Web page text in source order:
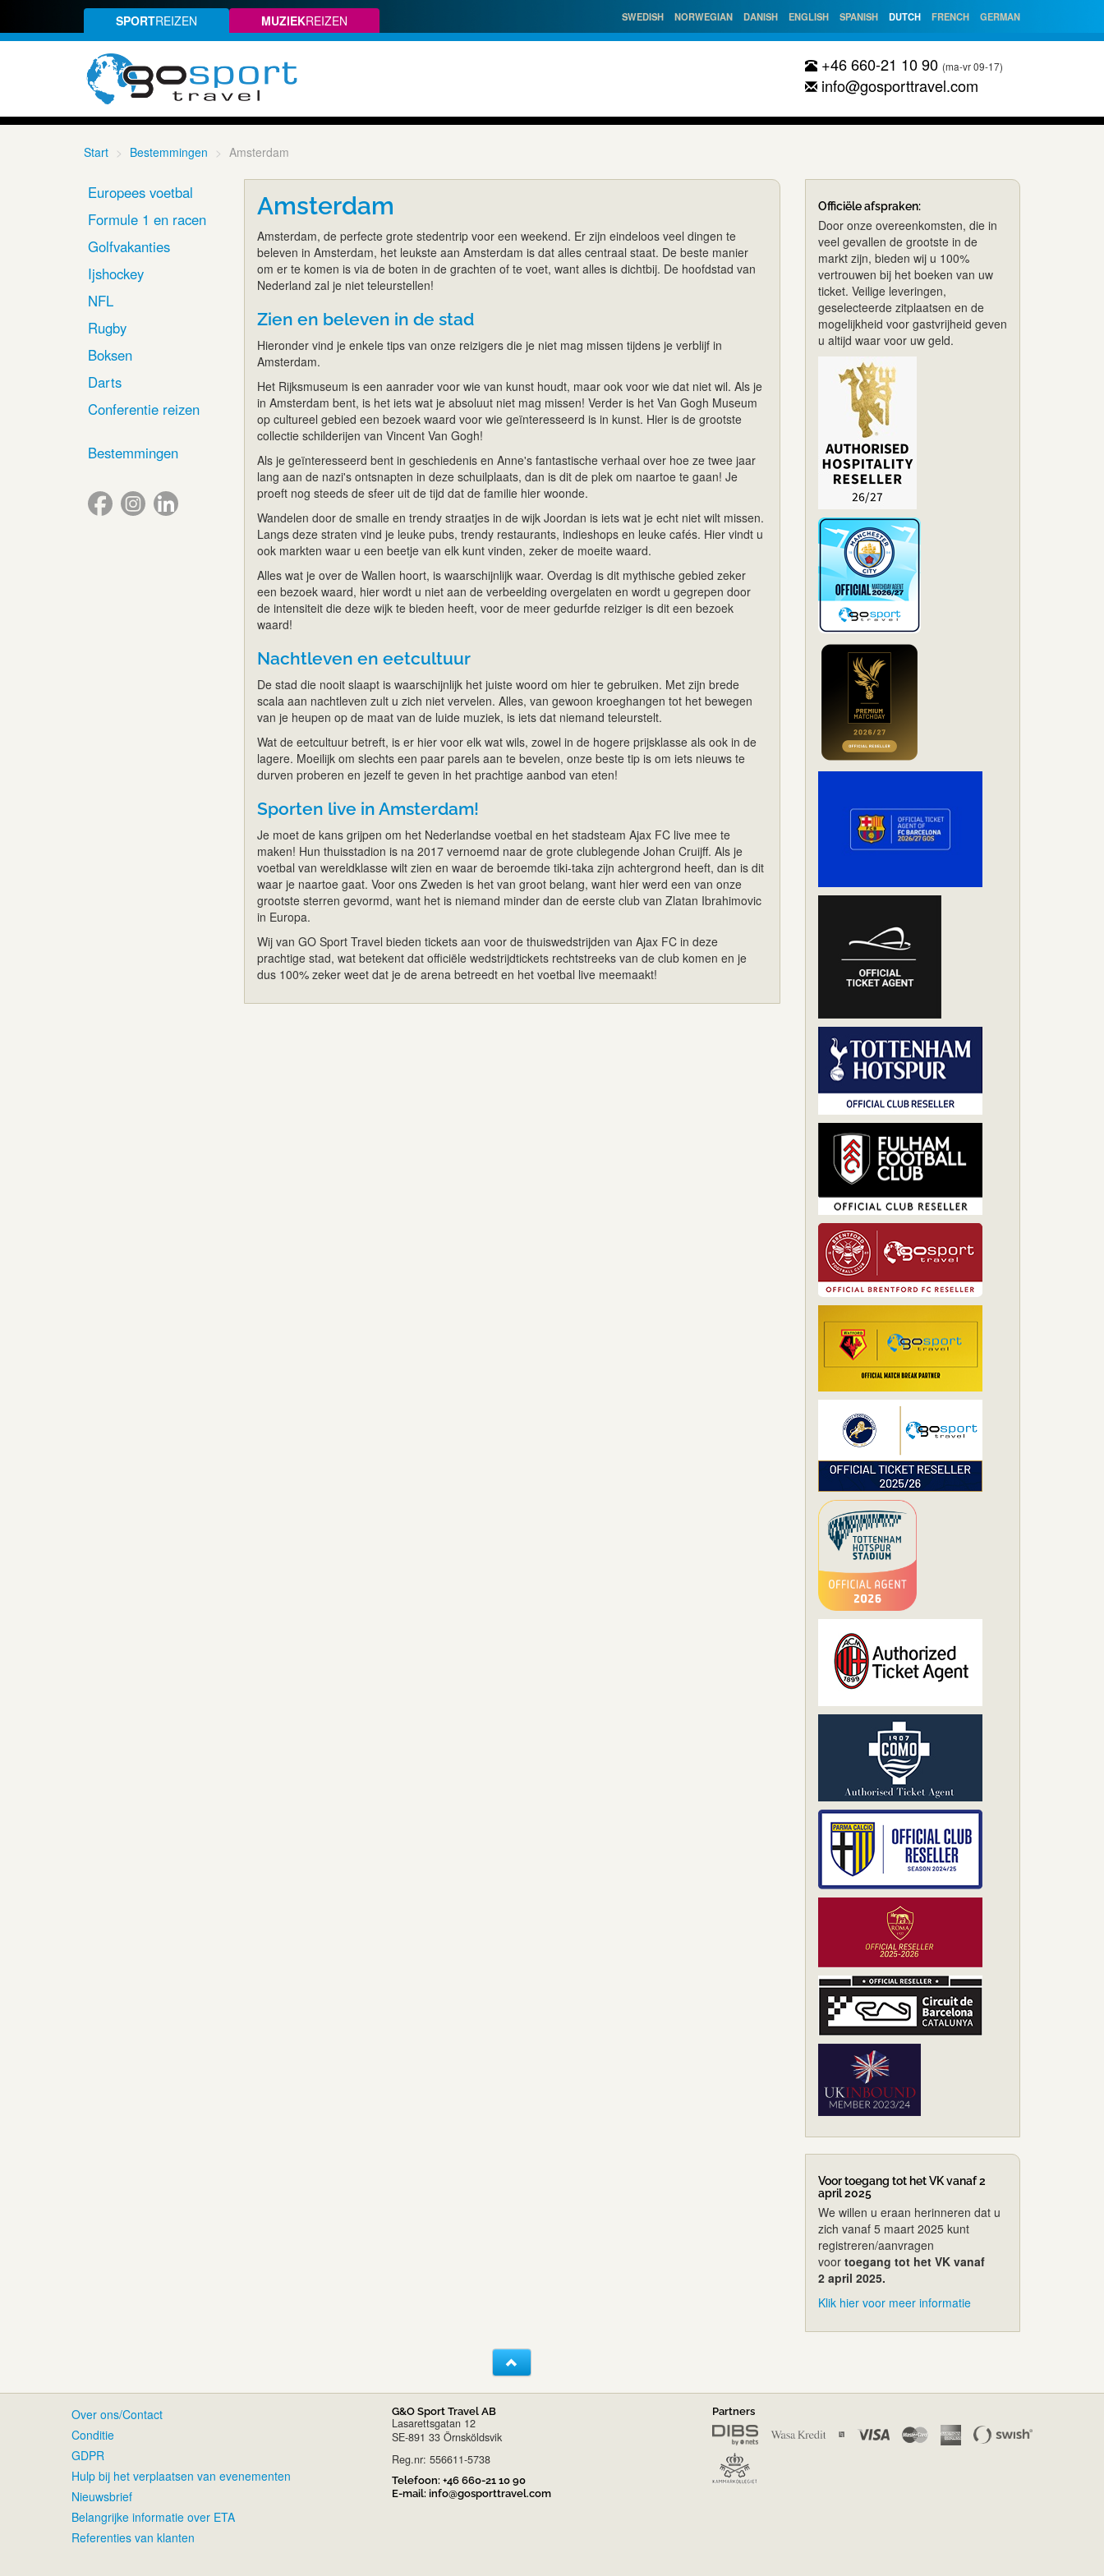
SPORTREIZEN MUZIEKREIZEN SWEDISH NORWEGIAN DANISH ENGLISH SPANISH DUTCH FRENCH GERMAN
+46 660-21 10 90 (ma-vr 09-17)
info@gosporttravel.com
Start Bestemmingen Amsterdam
Europees voetbal
Formule 1 en racen
Golfvakanties
Ijshockey
NFL
Rugby
Boksen
Darts
Conferentie reizen
Bestemmingen
Amsterdam
Amsterdam, de perfecte grote stedentrip voor een weekend. Er zijn eindeloos veel dingen te
beleven in Amsterdam, het leukste aan Amsterdam is dat alles centraal staat. De beste manier
om er te komen is via de boten in de grachten of te voet, want alles is dichtbij. De hoofdstad van
Nederland zal je niet teleurstellen!
Zien en beleven in de stad
Hieronder vind je enkele tips van onze reizigers die je niet mag missen tijdens je verblijf in
Amsterdam.
Het Rijksmuseum is een aanrader voor wie van kunst houdt, maar ook voor wie dat niet wil. Als je
in Amsterdam bent, is het iets wat je absoluut niet mag missen! Verder is het Van Gogh Museum
op cultureel gebied een bezoek waard voor wie geïnteresseerd is in kunst. Hier is de grootste
collectie schilderijen van Vincent Van Gogh!
Als je geïnteresseerd bent in geschiedenis en Anne's fantastische verhaal over hoe ze twee jaar
lang aan de nazi's ontsnapten in deze schuilplaats, dan is dit de plek om naartoe te gaan! Je
proeft nog steeds de sfeer uit de tijd dat de familie hier woonde.
Wandelen door de smalle en trendy straatjes in de wijk Joordan is iets wat je echt niet wilt missen.
Langs deze straten vind je leuke pubs, trendy restaurants, indieshops en leuke cafés. Hier vindt u
ook markten waar u een beetje van elk kunt vinden, zeker de moeite waard.
Alles wat je over de Wallen hoort, is waarschijnlijk waar. Overdag is dit mythische gebied zeker
een bezoek waard, hier wordt u niet aan de verbeelding overgelaten en wordt u gegrepen door
de intensiteit die deze wijk te bieden heeft, voor de meer gedurfde reiziger is dit een bezoek
waard!
Nachtleven en eetcultuur
De stad die nooit slaapt is waarschijnlijk het juiste woord om hier te gebruiken. Met zijn brede
scala aan nachtleven zult u zich niet vervelen. Alles, van gewoon kroeghangen tot het bewegen
van je heupen op de maat van de luide muziek, is iets dat niemand teleurstelt.
Wat de eetcultuur betreft, is er hier voor elk wat wils, zowel in de hogere prijsklasse als ook in de
lagere. Moeilijk om slechts een paar parels aan te bevelen, onze beste tip is om iets nieuws te
durven proberen en jezelf te geven in het prachtige aanbod van eten!
Sporten live in Amsterdam!
Je moet de kans grijpen om het Nederlandse voetbal en het stadsteam Ajax FC live mee te
maken! Hun thuisstadion is na 2017 vernoemd naar de grote clublegende Johan Cruijff. Als je
voetbal van wereldklasse wilt zien en waar de beroemde tiki-taka zijn achtergrond heeft, dan is dit
waar je naartoe gaat. Voor ons Zweden is het van groot belang, want hier werd een van onze
grootste sterren gevormd, want het is niemand minder dan de eerste club van Zlatan Ibrahimovic
in Europa.
Wij van GO Sport Travel bieden tickets aan voor de thuiswedstrijden van Ajax FC in deze
prachtige stad, wat betekent dat officiële wedstrijdtickets rechtstreeks van de club komen en je
dus 100% zeker weet dat je de arena betreedt en het voetbal live meemaakt!
Officiële afspraken:
Door onze overeenkomsten, die in
veel gevallen de grootste in de
markt zijn, bieden wij u 100%
vertrouwen bij het boeken van uw
ticket. Veilige leveringen,
geselecteerde zitplaatsen en de
mogelijkheid voor gastvrijheid geven
u altijd waar voor uw geld.
Voor toegang tot het VK vanaf 2
april 2025
We willen u eraan herinneren dat u
zich vanaf 5 maart 2025 kunt
registreren/aanvragen
voor toegang tot het VK vanaf
2 april 2025.
Klik hier voor meer informatie
Over ons/Contact
Conditie
GDPR
Hulp bij het verplaatsen van evenementen
Nieuwsbrief
Belangrijke informatie over ETA
Referenties van klanten
G&O Sport Travel AB
Lasarettsgatan 12
SE-891 33 Örnsköldsvik
Reg.nr: 556611-5738
Telefoon: +46 660-21 10 90
E-mail: info@gosporttravel.com
Partners